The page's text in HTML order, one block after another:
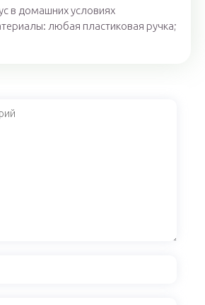
в домашних условиях
любая пластиковая ручка;